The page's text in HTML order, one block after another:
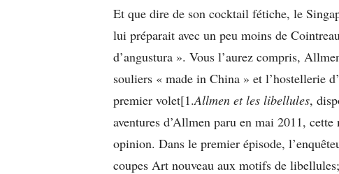
Et que dire de son cocktail fétiche, le
lui préparait avec un peu moins de
d’angustura ». Vous l’aurez compris,
souliers « made in China » et l’hostellerie
premier volet[1.Allmen et les libellules,
aventures d’Allmen paru en mai 2011,
opinion. Dans le premier épisode,
coupes Art nouveau aux motifs de